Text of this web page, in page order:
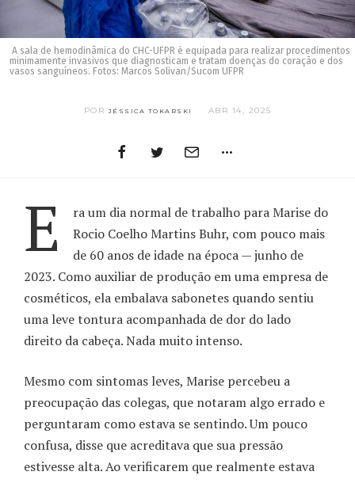
A sala de hemodinâmica do CHC-UFPR é equipada para realizar procedimentos
minimamente invasivos que diagnosticam e tratam doenças do coração e dos
vasos sanguíneos. Fotos: Marcos Solivan/Sucom UFPR
PORJÉSSICA TOKARSKI ABR 14, 2025
E
ra um dia normal de trabalho para Marise do
Rocio Coelho Martins Buhr, com pouco mais
de 60 anos de idade na época — junho de
2023. Como auxiliar de produção em uma empresa de
cosméticos, ela embalava sabonetes quando sentiu
uma leve tontura acompanhada de dor do lado
direito da cabeça. Nada muito intenso.
Mesmo com sintomas leves, Marise percebeu a
preocupação das colegas, que notaram algo errado e
perguntaram como estava se sentindo. Um pouco
confusa, disse que acreditava que sua pressão
estivesse alta. Ao verificarem que realmente estava